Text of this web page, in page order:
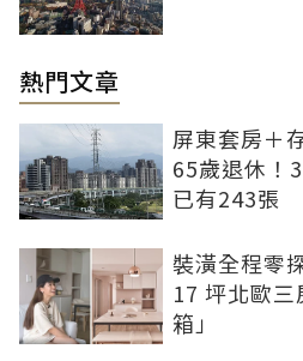
熱門文章
屏東套房＋
65歲退休！
已有243張
裝潢全程零
17 坪北歐
箱」